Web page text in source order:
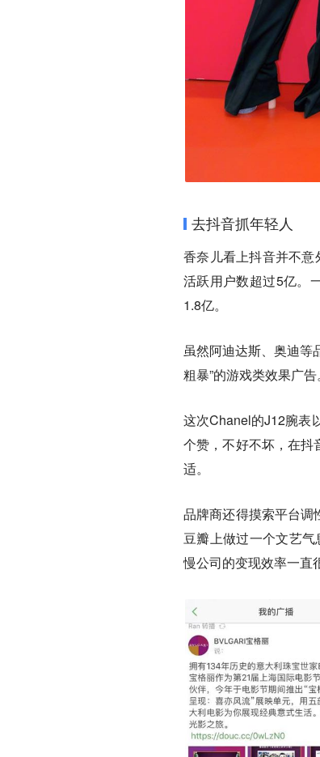
去抖音抓年轻人
香奈儿看上抖音并不
活跃用户数超过5亿。
1.8亿。
虽然阿迪达斯、奥迪等
粗暴”的游戏类效果广告。
这次Chanel的J12腕表
个赞，不好不坏，在抖
适。
品牌商还得摸索平台调
豆瓣上做过一个文艺
慢公司的变现效率一直